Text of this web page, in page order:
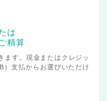
は
精算
ます。現金またはクレジッ
）支払からお選びいただけ